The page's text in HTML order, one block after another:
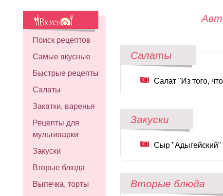
Поиск рецептов
Самые вкусные
Быстрые рецепты
Салаты
Закатки, варенья
Рецепты для
мультиварки
Закуски
Вторые блюда
Выпечка, торты
Салаты
Салат "Из того,
Закуски
Сыр
Вторые блюда